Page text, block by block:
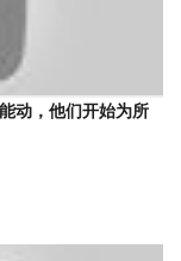
动，他们开始为所